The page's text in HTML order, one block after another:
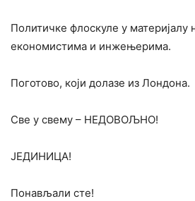
Политичке флоскуле у материјалу
економистима и инжењерима.
Поготово, који долазе из Лондона.
Све у свему – НЕДОВОЉНО!
ЈЕДИНИЦА!
Понављали сте!